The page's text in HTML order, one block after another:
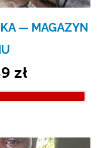
— MAGAZYN
zł